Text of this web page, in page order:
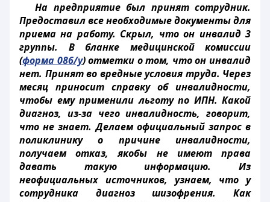
На предприятие был принят сотрудник.
Предоставил все необходимые документы для
приема на работу. Скрыл, что он инвалид 3
группы. В бланке медицинской комиссии
(форма 086/у) отметки о том, что он инвалид
нет. Принят во вредные условия труда. Через
месяц приносит справку об инвалидности,
чтобы ему применили льготу по ИПН. Какой
диагноз, из-за чего инвалидность, говорит,
что не знает. Делаем официальный запрос в
поликлинику о причине инвалидности,
получаем отказ, якобы не имеют права
давать такую информацию. Из
неофициальных источников, узнаем, что у
сотрудника диагноз шизофрения. Как